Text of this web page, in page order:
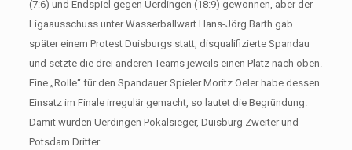
(7:6) und Endspiel gegen Uerdingen (18:9) gewonnen, aber der
Ligaausschuss unter Wasserballwart Hans-Jörg Barth gab
später einem Protest Duisburgs statt, disqualifizierte Spandau
und setzte die drei anderen Teams jeweils einen Platz nach oben.
Eine „Rolle“ für den Spandauer Spieler Moritz Oeler habe dessen
Einsatz im Finale irregulär gemacht, so lautet die Begründung.
Damit wurden Uerdingen Pokalsieger, Duisburg Zweiter und
Potsdam Dritter.